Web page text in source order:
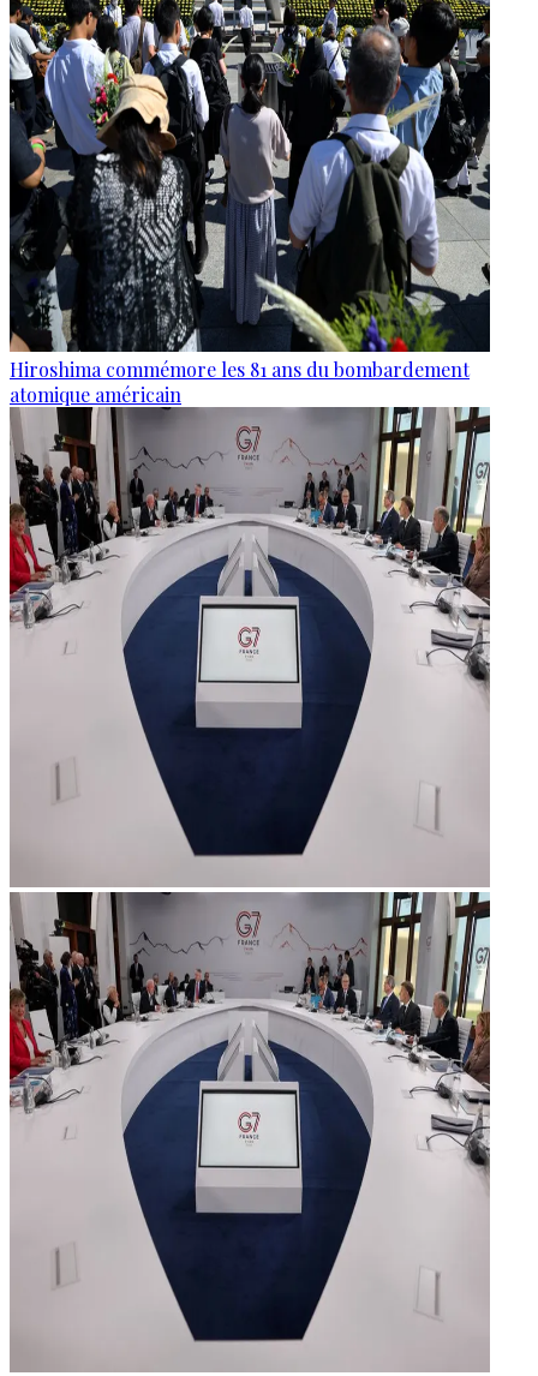
Hiroshima commémore les 81 ans du bombardement
atomique américain